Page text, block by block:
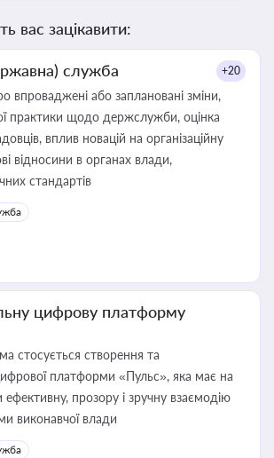
вас зацікавити:
служба +20
впроваджені або заплановані зміни,
практики щодо держслужби, оцінка
вплив новацій на організаційну
відносини в органах влади,
стандартів
цифрову платформу
стосується створення та
платформи «Пульс», яка має на
ефективну, прозору і зручну взаємодію
виконавчої влади